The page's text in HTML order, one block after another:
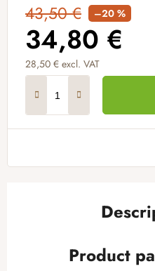
43,50 € –20 %
34,80 €
28,50 € excl. VAT
Product